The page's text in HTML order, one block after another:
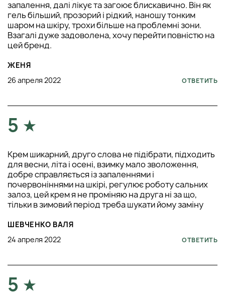
запалення, далі лікує та загоює блискавично. Він як
гель більший, прозорий і рідкий, наношу тонким
шаром на шкіру, трохи більше на проблемні зони.
Взагалі дуже задоволена, хочу перейти повністю на
цей бренд.
ЖЕНЯ
26 апреля 2022
ОТВЕТИТЬ
5
Крем шикарний, друго слова не підібрати, підходить
для весни, літа і осені, взимку мало зволоження,
добре справляється із запаленнями і
почервоніннями на шкірі, регулює роботу сальних
залоз, цей крем я не проміняю на друга ні за що,
тільки в зимовий період треба шукати йому заміну
ШЕВЧЕНКО ВАЛЯ
24 апреля 2022
ОТВЕТИТЬ
5